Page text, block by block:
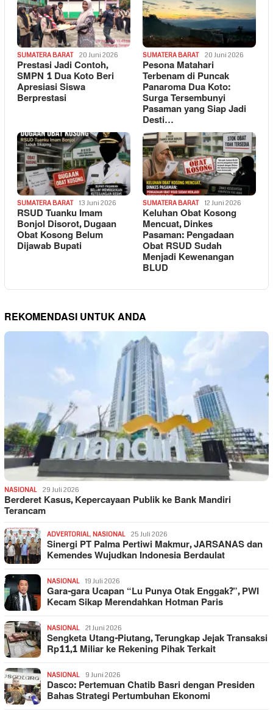
SUMATERA BARAT 20 Juni 2026
Prestasi Jadi Contoh,
SMPN 1 Dua Koto Beri
Apresiasi Siswa
Berprestasi
SUMATERA BARAT 20 Juni 2026
Pesona Matahari
Terbenam di Puncak
Panaroma Dua Koto:
Surga Tersembunyi
Pasaman yang Siap Jadi
Desti…
SUMATERA BARAT 13 Juni 2026
RSUD Tuanku Imam
Bonjol Disorot, Dugaan
Obat Kosong Belum
Dijawab Bupati
SUMATERA BARAT 12 Juni 2026
Keluhan Obat Kosong
Mencuat, Dinkes
Pasaman: Pengadaan
Obat RSUD Sudah
Menjadi Kewenangan
BLUD
REKOMENDASI UNTUK ANDA
NASIONAL 29 Juli 2026
Berderet Kasus, Kepercayaan Publik ke Bank Mandiri
Terancam
ADVERTORIAL, NASIONAL 25 Juli 2026
Sinergi PT Palma Pertiwi Makmur, JARSANAS dan
Kemendes Wujudkan Indonesia Berdaulat
NASIONAL 19 Juli 2026
Gara-gara Ucapan “Lu Punya Otak Enggak?”, PWI
Kecam Sikap Merendahkan Hotman Paris
NASIONAL 21 Juni 2026
Sengketa Utang-Piutang, Terungkap Jejak Transaksi
Rp11,1 Miliar ke Rekening Pihak Terkait
NASIONAL 9 Juni 2026
Dasco: Pertemuan Chatib Basri dengan Presiden
Bahas Strategi Pertumbuhan Ekonomi